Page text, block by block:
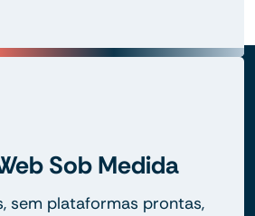
Sob Medida
sem plataformas prontas,